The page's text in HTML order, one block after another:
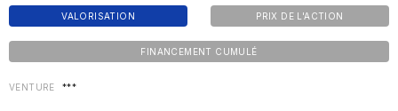
VALORISATION PRIX DE L'ACTION
FINANCEMENT CUMULÉ
VENTURE ***